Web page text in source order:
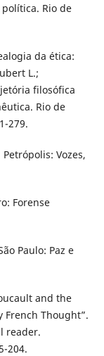
política. Rio de
da ética:
L.;
filosófica
Rio de
279.
Vozes,
Forense
Paulo: Paz e
and the
Thought”.
reader.
204.